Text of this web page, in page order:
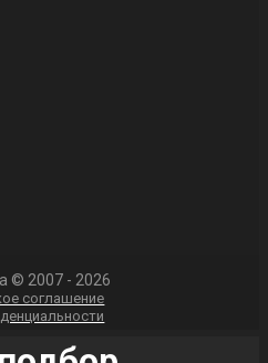
© 2007 - 2026
соглашение